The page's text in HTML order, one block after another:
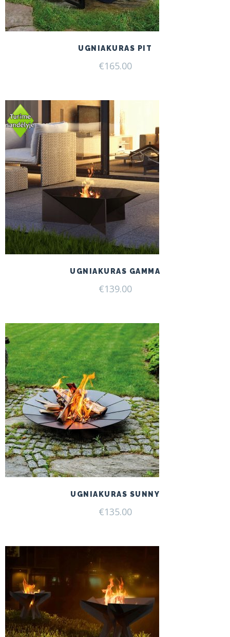
UGNIAKURAS PIT
€165.00
UGNIAKURAS GAMMA
€139.00
UGNIAKURAS SUNNY
€135.00